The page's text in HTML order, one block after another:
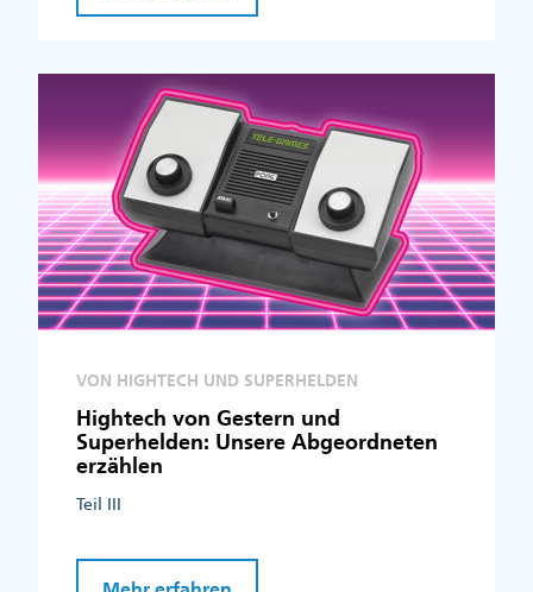
VON HIGHTECH UND SUPERHELDEN
Hightech von Gestern und
Superhelden: Unsere Abgeordneten
erzählen
Teil III